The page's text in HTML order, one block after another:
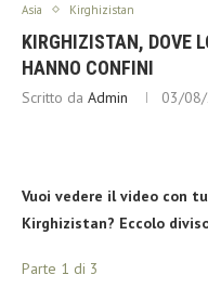
Asia Kirghizistan
KIRGHIZISTAN, DOVE
HANNO CONFINI
Scritto da Admin 03/
Vuoi vedere il video con
Kirghizistan? Eccolo
Parte 1 di 3